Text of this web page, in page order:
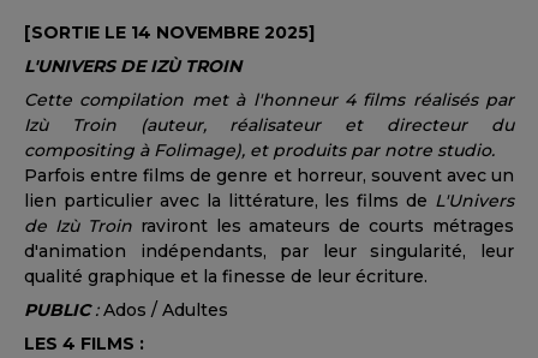
[SORTIE LE 14 NOVEMBRE 2025]
L'UNIVERS DE IZÙTROIN
Cette compilation met à l'honneur 4 films réalisés par
Izù Troin (auteur, réalisateur et directeur du
compositing à Folimage), et produits par notre studio.
Parfois entre films de genre et horreur, souvent avec un
lien particulier avec la littérature, les films de L'Univers
de Izù Troinraviront les amateurs de courts métrages
d'animation indépendants, par leur singularité, leur
qualité graphique et la finesse de leur écriture.
PUBLIC:Ados / Adultes
LES 4 FILMS :